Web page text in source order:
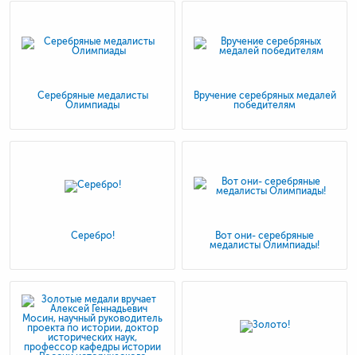
Серебряные медалисты
Олимпиады
Вручение серебряных медалей
победителям
Серебро!
Вот они- серебряные
медалисты Олимпиады!